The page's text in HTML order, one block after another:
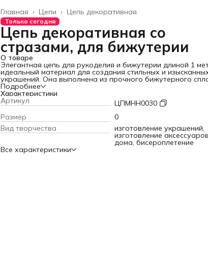
Цепь декоративная
Цепи ›
Главная ›
Только сегодня
Цепь декоративная со
стразами, для бижутерии
О товаре
Элегантная цепь для рукоделия и бижутерии длиной 1
идеальный материал для создания стильных и
украшений. Она выполнена из прочного бижутерного
который хорошо держит форму, не теряет внешний вид и
отлично подходит для создания авторских изделий в
различных стилях — от минимализма до классической
эстетики.
Главная особенность этой цепи — декоративные вставки в
виде сверкающих кристаллов из стекла, которые придают
изделию утончённость, блеск и визуальную лёгкость.
Стеклянные кристаллы красиво ловят свет, создавая
дорогой ювелирной работы, благодаря чему каждое
украшение выглядит более выразительным и аккуратным.
Подробнее
Характеристики
Артикул
ЦПМНН0030
Размер
0
Вид творчества
изготовление украшений,
изготовление
дома, бисероплетение
Все характеристики